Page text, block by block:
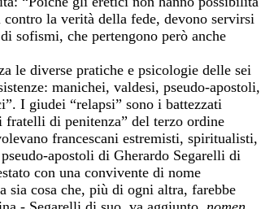
la verità della fede, devono servirsi
sofismi, che pertengono però anche
le diverse pratiche e psicologie delle sei
manichei, valdesi, pseudo-apostoli,
I giudei “relapsi” sono i battezzati
di penitenza” del terzo ordine
francescani estremisti, spiritualisti,
apostoli di Gherardo Segarelli di
con una convivente di nome
sia cosa che, più di ogni altra, farebbe